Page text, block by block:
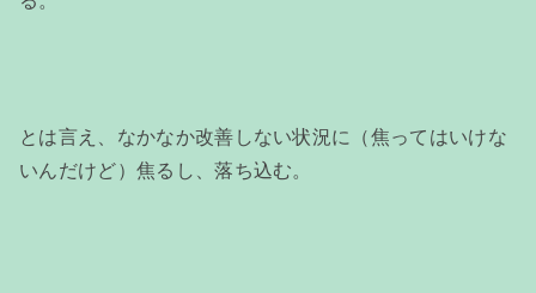
とは言え、なかなか改善しない状況に（焦ってはいけな
いんだけど）焦るし、落ち込む。